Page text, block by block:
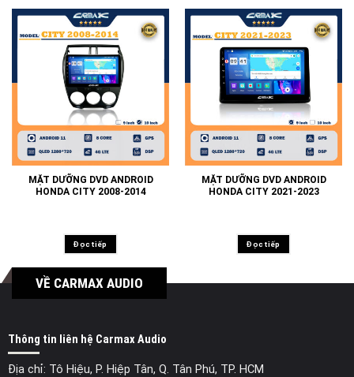
MẶT DƯỠNG DVD ANDROID
HONDA CITY 2008-2014
Đọc tiếp
MẶT DƯỠNG DVD ANDROID
HONDA CITY 2021-2023
Đọc tiếp
VỀ CARMAX AUDIO
Thông tin liên hệ Carmax Audio
Địa chỉ: Tô Hiệu, P. Hiệp Tân, Q. Tân Phú, TP. HCM